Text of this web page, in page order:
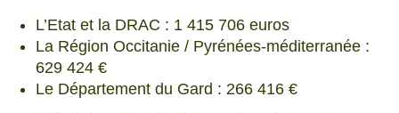
L’Etat et la DRAC : 1 415 706 euros
La Région Occitanie / Pyrénées-méditerranée :
629 424 €
Le Département du Gard : 266 416 €